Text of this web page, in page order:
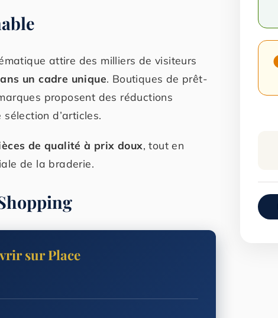
attire des milliers de visiteurs
un cadre unique. Boutiques de prêt-
proposent des réductions
d’articles.
de qualité à prix doux, tout en
de la braderie.
sur Place